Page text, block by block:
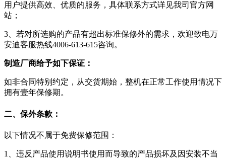
用户提供高效、优质的服务，具体联系方式详见我司官方网
站；
3、若对所选购的产品有超出标准保修外的需求，欢迎致电万
安迪客服热线4006-613-615咨询。
制造厂商给予如下保证：
如非合同特别约定，从交货期始，整机在正常工作使用情况下
拥有壹年保修期。
二、保外条款：
以下情况不属于免费保修范围：
1、违反产品使用说明书使用而导致的产品损坏及因安装不当